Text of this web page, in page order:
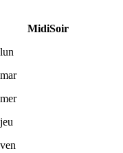
MidiSoir
lun
mar
mer
jeu
ven